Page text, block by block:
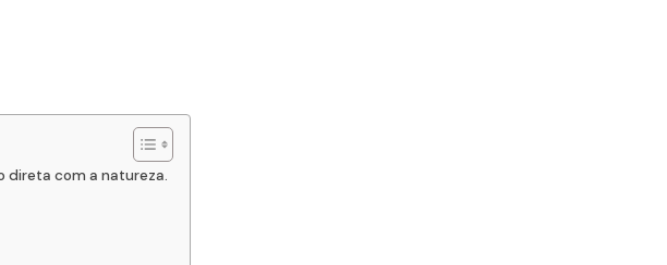
direta com a natureza.